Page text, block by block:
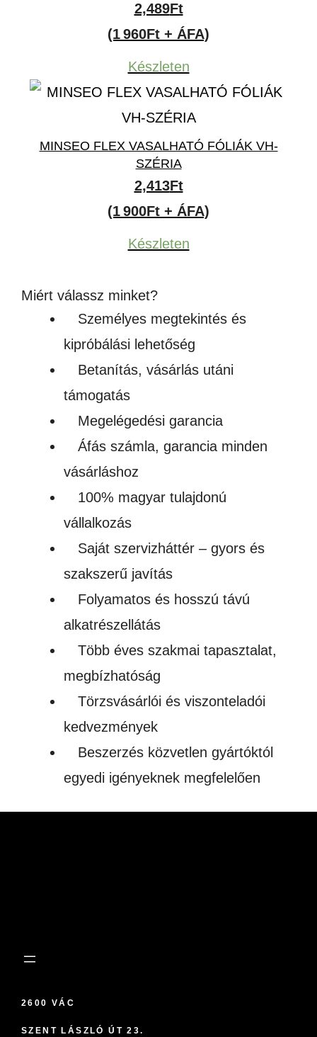
2,489Ft
(1 960Ft + ÁFA)
Készleten
MINSEO FLEX VASALHATÓ FÓLIÁK VH-
SZÉRIA
2,413Ft
(1 900Ft + ÁFA)
Készleten
Miért válassz minket?
Személyes megtekintés és
kipróbálási lehetőség
Betanítás, vásárlás utáni
támogatás
Megelégedési garancia
Áfás számla, garancia minden
vásárláshoz
100% magyar tulajdonú
vállalkozás
Saját szervizháttér – gyors és
szakszerű javítás
Folyamatos és hosszú távú
alkatrészellátás
Több éves szakmai tapasztalat,
megbízhatóság
Törzsvásárlói és viszonteladói
kedvezmények
Beszerzés közvetlen gyártóktól
egyedi igényeknek megfelelően
2600 VÁC
SZENT LÁSZLÓ ÚT 23.